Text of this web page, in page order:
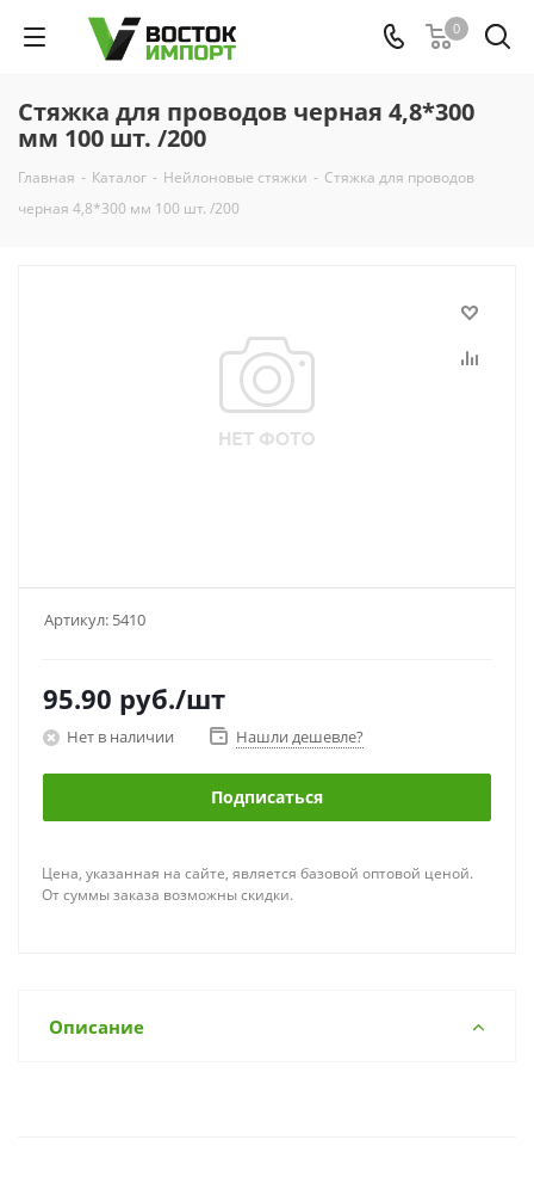
0
Стяжка для проводов черная 4,8*300
мм 100 шт. /200
Главная - Каталог - Нейлоновые стяжки - Стяжка для проводов
черная 4,8*300 мм 100 шт. /200
Артикул: 5410
95.90 руб./шт
Нет в наличии Нашли дешевле?
Подписаться
Цена, указанная на сайте, является базовой оптовой ценой.
От суммы заказа возможны скидки.
Описание